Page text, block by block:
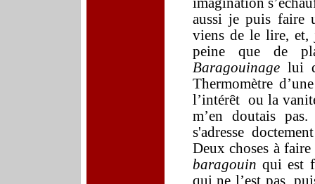
aussi je puis faire
viens de le lire, et,
peine que de
Baragouinagelui
Thermomètre
l’intérêt ou la
m’en doutais
s'adresse
Deux choses à
baragouin qui est
qui ne l’est pas,